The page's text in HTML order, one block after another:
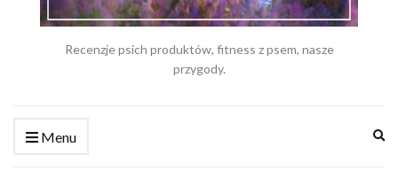
Recenzje psich produktów, fitness z psem, nasze
przygody.
Menu